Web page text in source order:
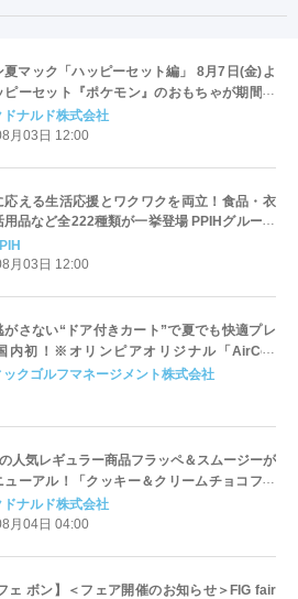
夏マック「ハッピーセット編」 8月7日(金)よ
ピーセット『ポケモン』のおもちゃが期間限
ドナルド株式会社
月03日 12:00
応える生活応援とワクワクを両立！食品・衣
用品など全222種類が一挙登場 PPIHグループ
」＆セール 8月6日(木)より順次スタート
月03日 12:00
がさない“ドア付きカート”で夏でも快適プレ
初！※オリンピアオリジナル「AirCon
アコンカート）」導入 | ＰＧＭ
ックゴルフマネージメント株式会社
人気レギュラー商品フラッペ＆スムージーが
ューアル！「クッキー＆クリームチョコフラ
マンゴースムージー」8月5日（水）から販売
ドナルド株式会社
月04日 04:00
ェ ボン】＜フェア開催のお知らせ＞FIG fair